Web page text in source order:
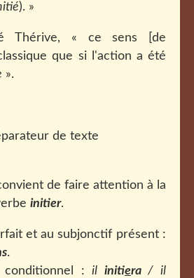
). »
Thérive, « ce sens [de
que si l'action a été
».
de faire attention à la
initier.
et au subjonctif présent :
.
:il initiera/ il